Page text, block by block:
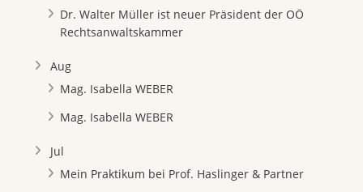
Dr. Walter Müller ist neuer Präsident der OÖ
Rechtsanwaltskammer
Aug
Mag. Isabella WEBER
Mag. Isabella WEBER
Jul
Mein Praktikum bei Prof. Haslinger & Partner